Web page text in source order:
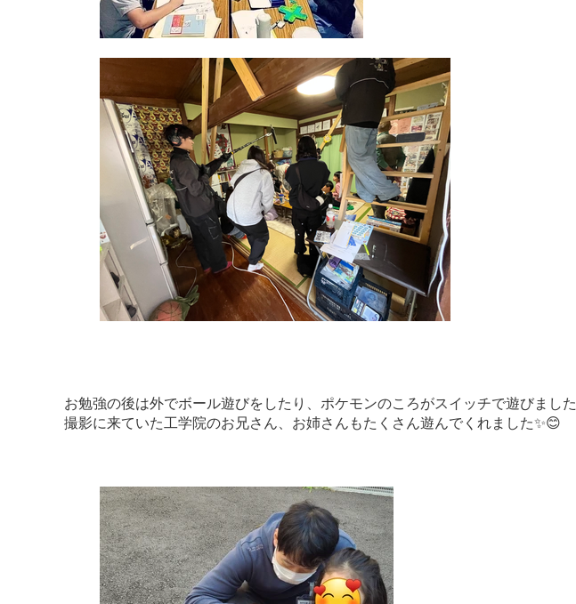
お勉強の後は外でボール遊びをしたり、ポケモンのころがスイッチで遊びました
撮影に来ていた工学院のお兄さん、お姉さんもたくさん遊んでくれました✨😊